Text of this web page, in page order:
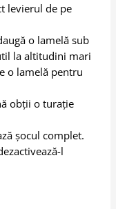
levierul de pe
o lamelă sub
la altitudini mari
o lamelă pentru
obții o turație
șocul complet.
l